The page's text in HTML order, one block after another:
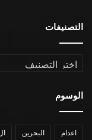
التصنيفات
التصنيفات
الوسوم
اعدام البحرين